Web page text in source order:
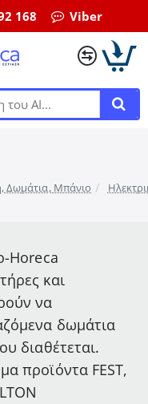
168 Viber
Δωμάτια, Μπάνιο
Horeca
και
να
δωμάτια
διαθέτεται.
προϊόντα FEST,